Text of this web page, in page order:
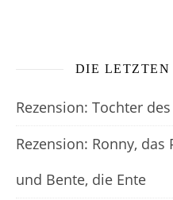
DIE
Rezension: Tochter
Rezension: Ronny,
und Bente, die Ente